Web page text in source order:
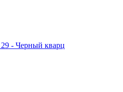
- Черный кварц